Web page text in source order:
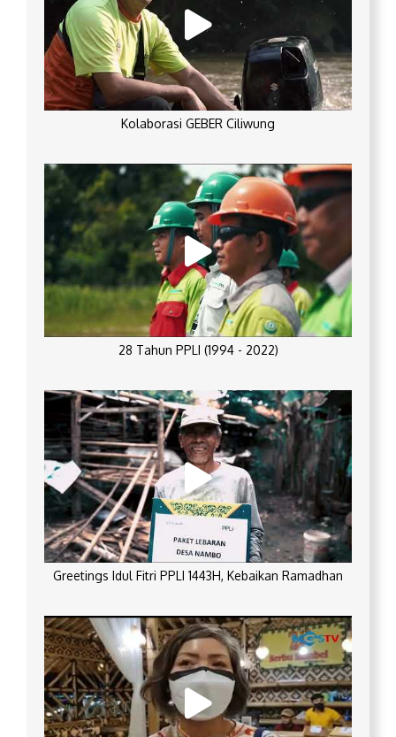
Kolaborasi GEBER Ciliwung
28 Tahun PPLI (1994 - 2022)
Greetings Idul Fitri PPLI 1443H, Kebaikan Ramadhan